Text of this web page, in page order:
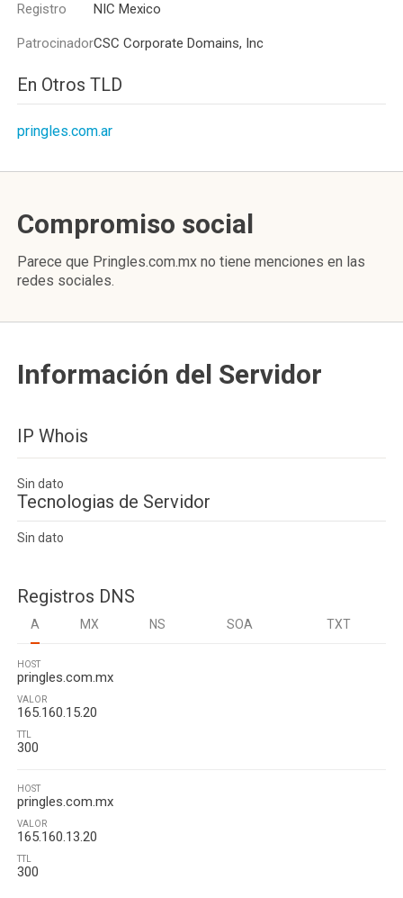
Registro NIC Mexico
PatrocinadorCSC Corporate Domains, Inc
En Otros TLD
pringles.com.ar
Compromiso social
Parece que Pringles.com.mx no tiene menciones en las
redes sociales.
Información del Servidor
IP Whois
Sin dato
Tecnologias de Servidor
Sin dato
Registros DNS
A MX NS SOA TXT
HOST
pringles.com.mx
VALOR
165.160.15.20
TTL
300
HOST
pringles.com.mx
VALOR
165.160.13.20
TTL
300